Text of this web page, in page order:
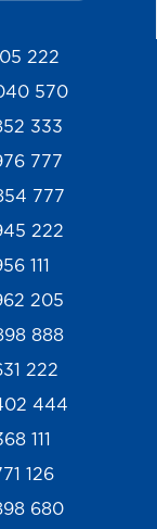
222
570
333
777
777
222
111
205
888
222
444
111
126
680